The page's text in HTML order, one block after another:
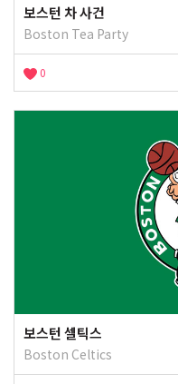
보스턴 차 사건
Boston Tea Party
0
보스턴 셀틱스
Boston Celtics